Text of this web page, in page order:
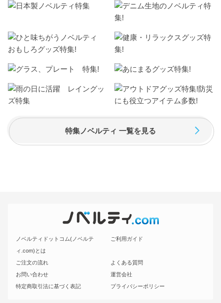
特集ノベルティ 一覧を見る
ノベルティドットコム(ノベルテ
ィ.com)とは
ご利用ガイド
ご注文の流れ
よくある質問
お問い合わせ
運営会社
特定商取引法に基づく表記
プライバシーポリシー